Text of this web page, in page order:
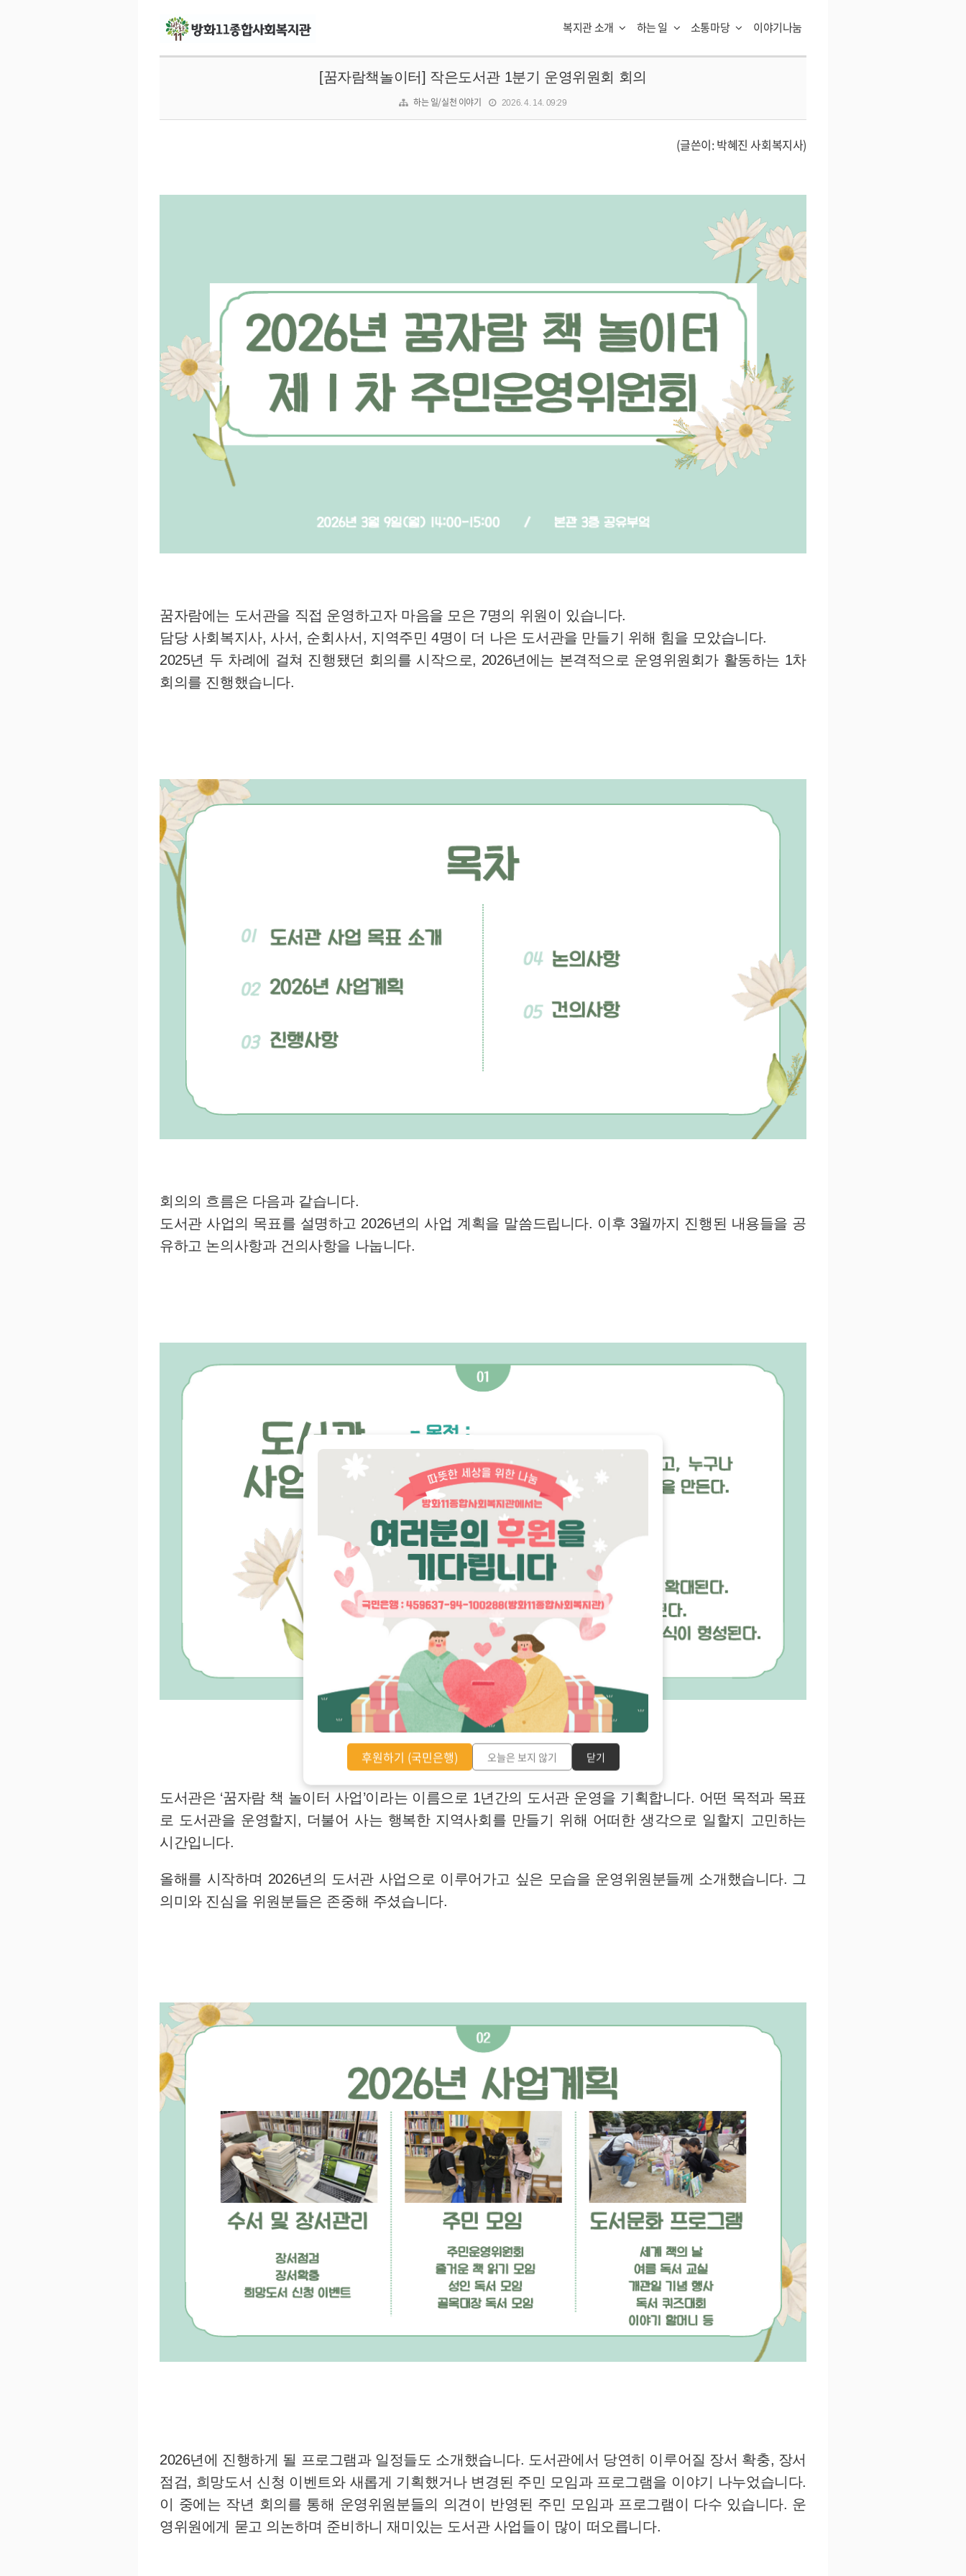
복지관 소개 하는 일 소통마당 이야기나눔
[꿈자람책놀이터] 작은도서관 1분기 운영위원회 회의
하는 일/실천 이야기 2026. 4. 14. 09:29
(글쓴이: 박혜진 사회복지사)
꿈자람에는 도서관을 직접 운영하고자 마음을 모은 7명의 위원이 있습니다.
담당 사회복지사, 사서, 순회사서, 지역주민 4명이 더 나은 도서관을 만들기 위해 힘을 모았습니다.
2025년 두 차례에 걸쳐 진행됐던 회의를 시작으로, 2026년에는 본격적으로 운영위원회가 활동하는 1차
회의를 진행했습니다.
회의의 흐름은 다음과 같습니다.
도서관 사업의 목표를 설명하고 2026년의 사업 계획을 말씀드립니다. 이후 3월까지 진행된 내용들을 공
유하고 논의사항과 건의사항을 나눕니다.
도서관은 ‘꿈자람 책 놀이터 사업’이라는 이름으로 1년간의 도서관 운영을 기획합니다. 어떤 목적과 목표
로 도서관을 운영할지, 더불어 사는 행복한 지역사회를 만들기 위해 어떠한 생각으로 일할지 고민하는
시간입니다.
올해를 시작하며 2026년의 도서관 사업으로 이루어가고 싶은 모습을 운영위원분들께 소개했습니다. 그
의미와 진심을 위원분들은 존중해 주셨습니다.
2026년에 진행하게 될 프로그램과 일정들도 소개했습니다. 도서관에서 당연히 이루어질 장서 확충, 장서
점검, 희망도서 신청 이벤트와 새롭게 기획했거나 변경된 주민 모임과 프로그램을 이야기 나누었습니다.
이 중에는 작년 회의를 통해 운영위원분들의 의견이 반영된 주민 모임과 프로그램이 다수 있습니다. 운
영위원에게 묻고 의논하며 준비하니 재미있는 도서관 사업들이 많이 떠오릅니다.
후원하기 (국민은행) 오늘은 보지 않기 닫기